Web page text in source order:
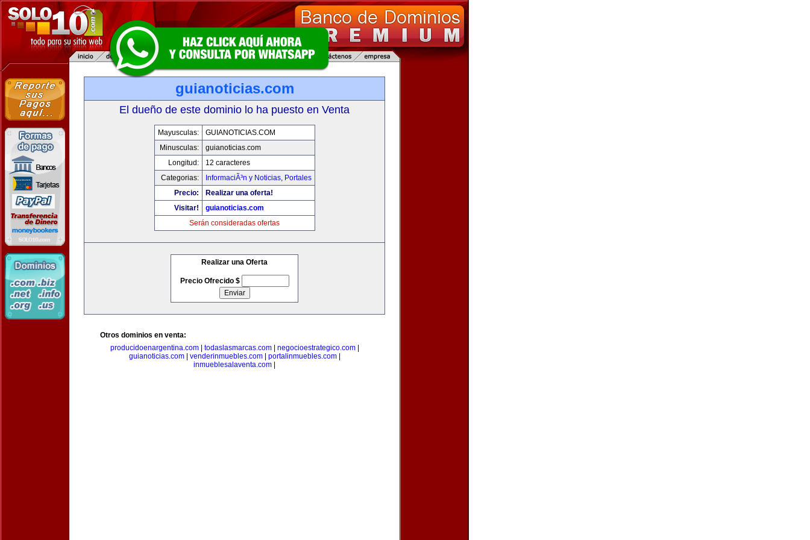
guianoticias.com
El dueño de este dominio lo ha puesto en Venta
Mayusculas:
GUIANOTICIAS.COM
Minusculas:
guianoticias.com
Longitud:
12 caracteres
Categorias:
InformaciÃ³n y Noticias, Portales
Precio:
Realizar una oferta!
Visitar!
guianoticias.com
Serán consideradas ofertas
Realizar una Oferta
Precio Ofrecido $
Otros dominios en venta:
producidoenargentina.com| todaslasmarcas.com| negocioestrategico.com|
guianoticias.com| venderinmuebles.com| portalinmuebles.com|
inmueblesalaventa.com